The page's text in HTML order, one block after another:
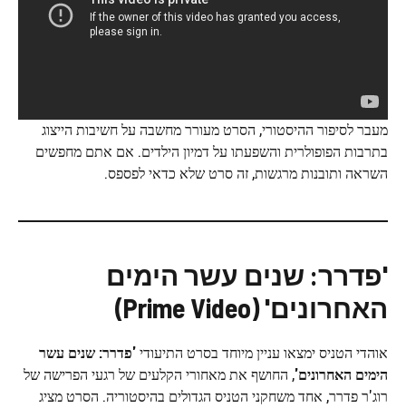
מעבר לסיפור ההיסטורי, הסרט מעורר מחשבה על חשיבות הייצוג
בתרבות הפופולרית והשפעתו על דמיון הילדים. אם אתם מחפשים
השראה ותובנות מרגשות, זה סרט שלא כדאי לפספס.
'פדרר: שנים עשר הימים
האחרונים' (Prime Video)
אוהדי הטניס ימצאו עניין מיוחד בסרט התיעודי'פדרר: שנים עשר
הימים האחרונים', החושף את מאחורי הקלעים של רגעי הפרישה של
רוג'ר פדרר, אחד משחקני הטניס הגדולים בהיסטוריה. הסרט מציג